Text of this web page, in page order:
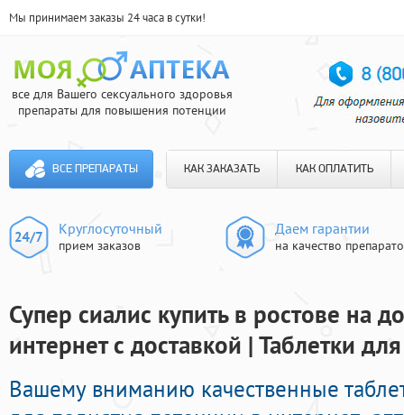
Мы принимаем заказы 24 часа в сутки!
все для Вашего сексуального здоровья
препараты для повышения потенции
ВСЕ ПРЕПАРАТЫ КАК ЗАКАЗАТЬ КАК ОПЛАТИТЬ
Круглосуточный
прием заказов
Даем гарантии
на качество
Супер сиалис купить в ростове на
интернет с доставкой | Таблетки
Вашему вниманию качественные